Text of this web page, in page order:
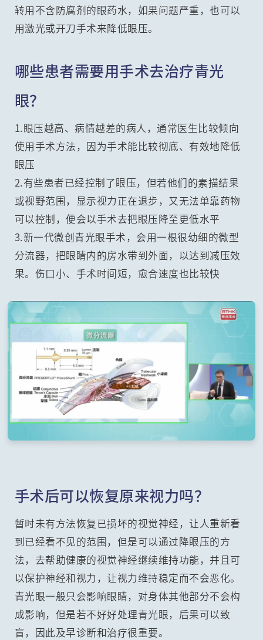
转用不含防腐剂的眼药水，如果问题严重，也可以
用激光或开刀手术来降低眼压。
哪些患者需要用手术去治疗青光
眼？
1.眼压越高、病情越差的病人，通常医生比较倾向
使用手术方法，因为手术能比较彻底、有效地降低
眼压
2.有些患者已经控制了眼压，但若他们的素描结果
或视野范围，显示视力正在退步，又无法单靠药物
可以控制，便会以手术去把眼压降至更低水平
3.新一代微创青光眼手术，会用一根很幼细的微型
分流器，把眼睛内的房水带到外面，以达到减压效
果。伤口小、手术时间短，愈合速度也比较快
手术后可以恢复原来视力吗？
暂时未有方法恢复已损坏的视觉神经，让人重新看
到已经看不见的范围，但是可以通过降眼压的方
法，去帮助健康的视觉神经继续维持功能，并且可
以保护神经和视力，让视力维持稳定而不会恶化。
青光眼一般只会影响眼睛，对身体其他部分不会构
成影响，但是若不好好处理青光眼，后果可以致
盲，因此及早诊断和治疗很重要。